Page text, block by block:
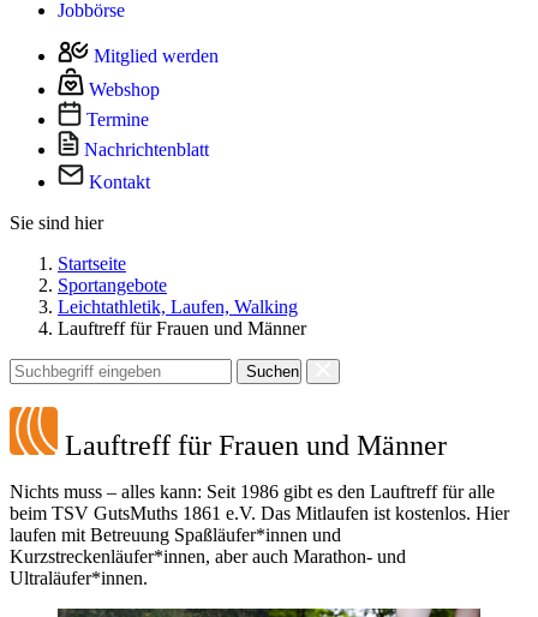
Jobbörse
Mitglied werden
Webshop
Termine
Nachrichtenblatt
Kontakt
Sie sind hier
Startseite
Sportangebote
Leichtathletik, Laufen, Walking
Lauftreff für Frauen und Männer
Suchen
Lauftreff für Frauen und Männer
Nichts muss – alles kann: Seit 1986 gibt es den Lauftreff für alle
beim TSV GutsMuths 1861 e.V. Das Mitlaufen ist kostenlos. Hier
laufen mit Betreuung Spaßläufer*innen und
Kurzstreckenläufer*innen, aber auch Marathon- und
Ultraläufer*innen.